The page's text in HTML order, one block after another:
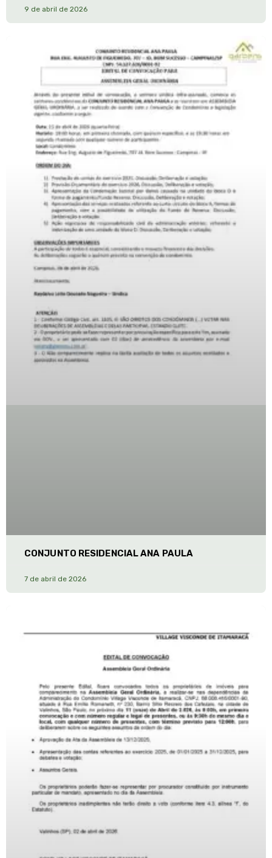
9 de abril de 2026
CONJUNTO RESIDENCIAL ANA PAULA
7 de abril de 2026